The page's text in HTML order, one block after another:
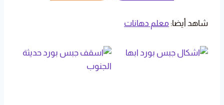
شاهد أيضا: معلم دهانات